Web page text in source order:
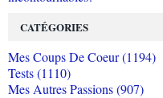
CATÉGORIES
Mes Coups De Coeur (1194)
Tests (1110)
Mes Autres Passions (907)